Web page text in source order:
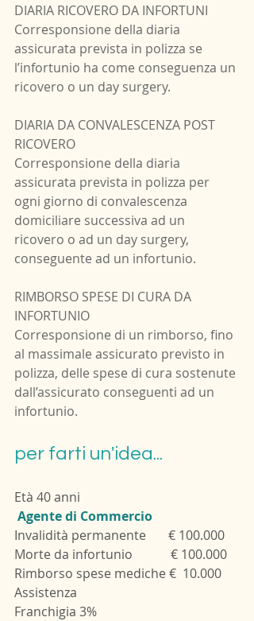
DIARIA RICOVERO DA INFORTUNI
Corresponsione della diaria
assicurata prevista in polizza se
l’infortunio ha come conseguenza un
ricovero o un day surgery.
DIARIA DA CONVALESCENZA POST
RICOVERO
Corresponsione della diaria
assicurata prevista in polizza per
ogni giorno di convalescenza
domiciliare successiva ad un
ricovero o ad un day surgery,
conseguente ad un infortunio.
RIMBORSO SPESE DI CURA DA
INFORTUNIO
Corresponsione di un rimborso, fino
al massimale assicurato previsto in
polizza, delle spese di cura sostenute
dall’assicurato conseguenti ad un
infortunio.
per farti un'idea...
Età 40 anni
Agente di Commercio
Invalidità permanente       € 100.000
Morte da infortunio            € 100.000
Rimborso spese mediche €  10.000
Assistenza
Franchigia 3%